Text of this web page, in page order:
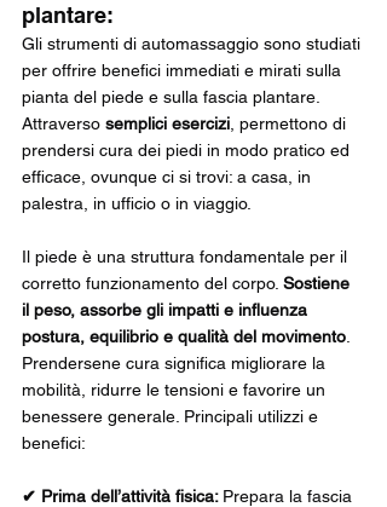
plantare:
Gli strumenti di automassaggio sono studiati
per offrire benefici immediati e mirati sulla
pianta del piede e sulla fascia plantare.
Attraverso semplici esercizi , permettono di
prendersi cura dei piedi in modo pratico ed
efficace, ovunque ci si trovi: a casa, in
palestra, in ufficio o in viaggio.
Il piede è una struttura fondamentale per il
corretto funzionamento del corpo. Sostiene
il peso, assorbe gli impatti e influenza
postura, equilibrio e qualità del movimento
Prendersene cura significa migliorare la
mobilità, ridurre le tensioni e favorire un
benessere generale. Principali utilizzi e
benefici:
✔ Prima dell’attività fisica: Prepara la fascia